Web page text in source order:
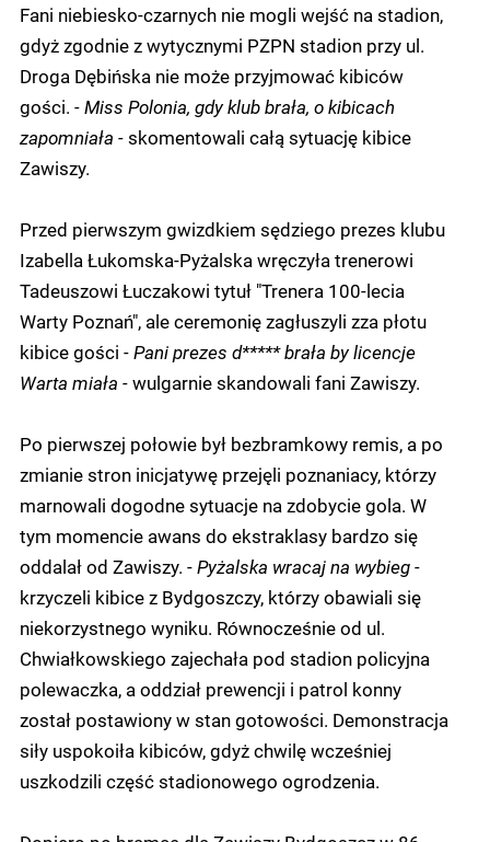
Fani niebiesko-czarnych nie mogli wejść na stadion,
gdyż zgodnie z wytycznymi PZPN stadion przy ul.
Droga Dębińska nie może przyjmować kibiców
gości. - Miss Polonia, gdy klub brała, o kibicach
zapomniała -skomentowali całą sytuację kibice
Zawiszy.
Przed pierwszym gwizdkiem sędziego prezes klubu
Izabella Łukomska-Pyżalska wręczyła trenerowi
Tadeuszowi Łuczakowi tytuł "Trenera 100-lecia
Warty Poznań", ale ceremonię zagłuszyli zza płotu
kibice gości - Pani prezes d***** brała by licencje
Warta miała -wulgarnie skandowali fani Zawiszy.
Po pierwszej połowie był bezbramkowy remis, a po
zmianie stron inicjatywę przejęli poznaniacy, którzy
marnowali dogodne sytuacje na zdobycie gola. W
tym momencie awans do ekstraklasy bardzo się
oddalał od Zawiszy. -Pyżalska wracaj na wybieg -
krzyczeli kibice z Bydgoszczy, którzy obawiali się
niekorzystnego wyniku. Równocześnie od ul.
Chwiałkowskiego zajechała pod stadion policyjna
polewaczka, a oddział prewencji i patrol konny
został postawiony w stan gotowości. Demonstracja
siły uspokoiła kibiców, gdyż chwilę wcześniej
uszkodzili część stadionowego ogrodzenia.